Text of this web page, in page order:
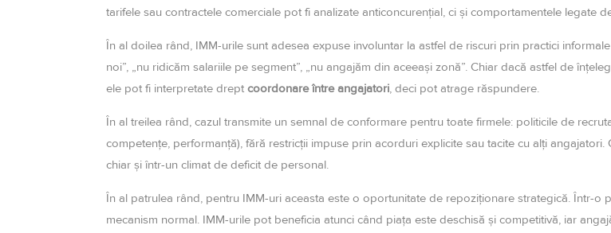
tarifele sau contractele comerciale pot fi analizate anticoncurențial, ci și comportamentele legate
În al doilea rând, IMM-urile sunt adesea expuse involuntar la astfel de riscuri prin practici
noi”, „nu ridicăm salariile pe segment”, „nu angajăm din aceeași zonă”. Chiar dacă astfel de
ele pot fi interpretate drept coordonare între angajatori, deci pot atrage răspundere.
În al treilea rând, cazul transmite un semnal de conformare pentru toate firmele: politicile de
competențe, performanță), fără restricții impuse prin acorduri explicite sau tacite cu alți
chiar și într-un climat de deficit de personal.
În al patrulea rând, pentru IMM-uri aceasta este o oportunitate de repoziționare strategică. Într-
mecanism normal. IMM-urile pot beneficia atunci când piața este deschisă și competitivă, iar